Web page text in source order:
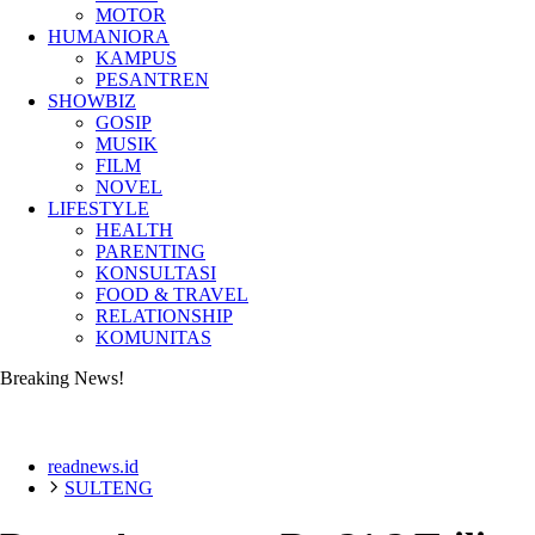
MOTOR
HUMANIORA
KAMPUS
PESANTREN
SHOWBIZ
GOSIP
MUSIK
FILM
NOVEL
LIFESTYLE
HEALTH
PARENTING
KONSULTASI
FOOD & TRAVEL
RELATIONSHIP
KOMUNITAS
Breaking News!
readnews.id
SULTENG